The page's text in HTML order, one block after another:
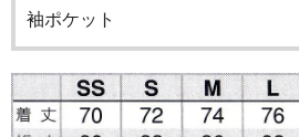
袖ポケット